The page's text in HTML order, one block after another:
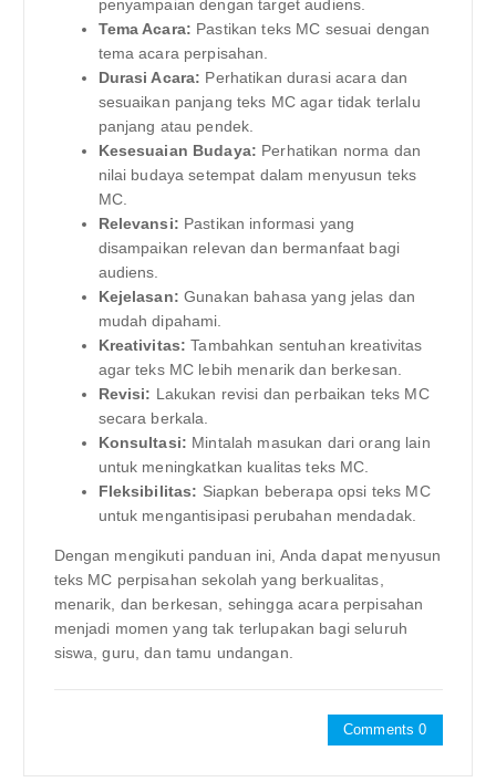
penyampaian dengan target audiens.
Tema Acara: Pastikan teks MC sesuai dengan
tema acara perpisahan.
Durasi Acara: Perhatikan durasi acara dan
sesuaikan panjang teks MC agar tidak terlalu
panjang atau pendek.
Kesesuaian Budaya: Perhatikan norma dan
nilai budaya setempat dalam menyusun teks
MC.
Relevansi: Pastikan informasi yang
disampaikan relevan dan bermanfaat bagi
audiens.
Kejelasan: Gunakan bahasa yang jelas dan
mudah dipahami.
Kreativitas: Tambahkan sentuhan kreativitas
agar teks MC lebih menarik dan berkesan.
Revisi: Lakukan revisi dan perbaikan teks MC
secara berkala.
Konsultasi: Mintalah masukan dari orang lain
untuk meningkatkan kualitas teks MC.
Fleksibilitas: Siapkan beberapa opsi teks MC
untuk mengantisipasi perubahan mendadak.
Dengan mengikuti panduan ini, Anda dapat menyusun
teks MC perpisahan sekolah yang berkualitas,
menarik, dan berkesan, sehingga acara perpisahan
menjadi momen yang tak terlupakan bagi seluruh
siswa, guru, dan tamu undangan.
Comments 0